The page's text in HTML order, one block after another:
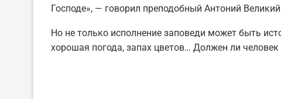
Господе», — говорил преподобный Антоний
Но не только исполнение заповеди может быть
хорошая погода, запах цветов… Должен ли